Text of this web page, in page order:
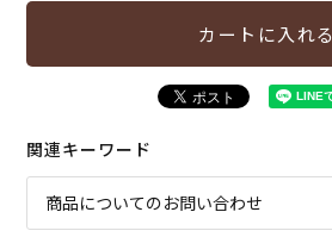
カートに入れる
関連キーワード
商品についてのお問い合わせ